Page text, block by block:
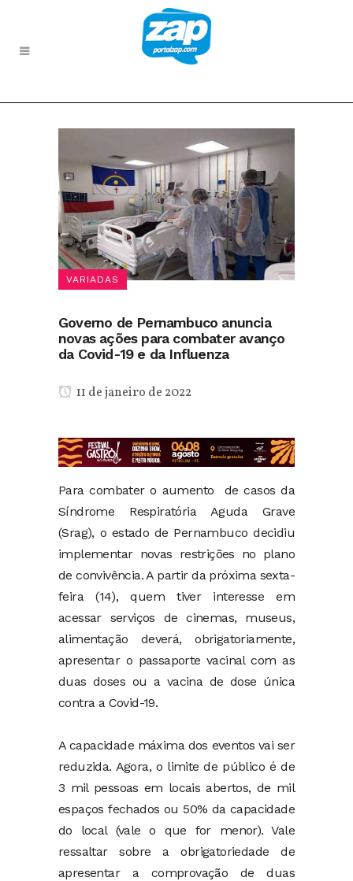
VARIADAS
Governo de Pernambuco anuncia
novas ações para combater avanço
da Covid-19 e da Influenza
11 de janeiro de 2022
Para combater o aumento de casos da
Síndrome Respiratória Aguda Grave
(Srag), o estado de Pernambuco decidiu
implementar novas restrições no plano
de convivência. A partir da próxima sexta-
feira (14), quem tiver interesse em
acessar serviços de cinemas, museus,
alimentação deverá, obrigatoriamente,
apresentar o passaporte vacinal com as
duas doses ou a vacina de dose única
contra a Covid-19.
A capacidade máxima dos eventos vai ser
reduzida. Agora, o limite de público é de
3 mil pessoas em locais abertos, de mil
espaços fechados ou 50% da capacidade
do local (vale o que for menor). Vale
ressaltar sobre a obrigatoriedade de
apresentar a comprovação de duas